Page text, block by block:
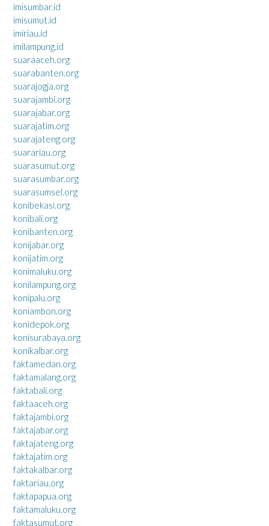
imisumbar.id
imisumut.id
imiriau.id
imilampung.id
suaraaceh.org
suarabanten.org
suarajogja.org
suarajambi.org
suarajabar.org
suarajatim.org
suarajateng.org
suarariau.org
suarasumut.org
suarasumbar.org
suarasumsel.org
konibekasi.org
konibali.org
konibanten.org
konijabar.org
konijatim.org
konimaluku.org
konilampung.org
konipalu.org
koniambon.org
konidepok.org
konisurabaya.org
konikalbar.org
faktamedan.org
faktamalang.org
faktabali.org
faktaaceh.org
faktajambi.org
faktajabar.org
faktajateng.org
faktajatim.org
faktakalbar.org
faktariau.org
faktapapua.org
faktamaluku.org
faktasumut.org